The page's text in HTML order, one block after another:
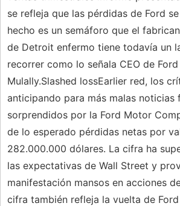
se refleja que las pérdidas de Ford
hecho es un semáforo que el
de Detroit enfermo tiene todavía un
recorrer como lo señala CEO de
Mulally.Slashed lossEarlier red, los
anticipando para más malas noticias
sorprendidos por la Ford Motor
de lo esperado pérdidas netas por
282.000.000 dólares. La cifra ha
las expectativas de Wall Street y
manifestación mansos en acciones
cifra también refleja la vuelta de